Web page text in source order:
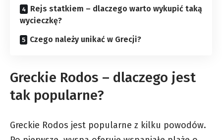
Rejs statkiem – dlaczego warto wykupić taką
wycieczkę?
Czego należy unikać w Grecji?
Greckie Rodos – dlaczego jest
tak popularne?
Greckie Rodos jest popularne z kilku powodów.